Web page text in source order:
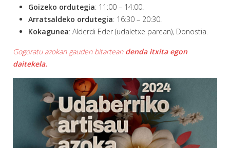
Goizeko ordutegia: 11:00 – 14:00.
Arratsaldeko ordutegia: 16:30 – 20:30.
Kokagunea: Alderdi Eder (udaletxe parean), Donostia.
Gogoratu azokan gauden bitarteandenda itxita egon
daitekela.